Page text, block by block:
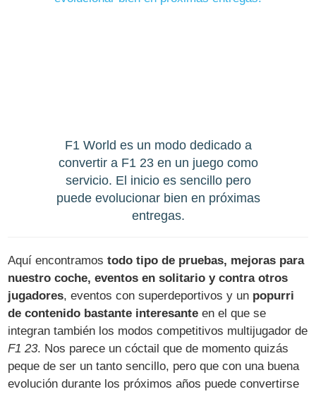
F1 World es un modo dedicado a
convertir a F1 23 en un juego como
servicio. El inicio es sencillo pero
puede evolucionar bien en próximas
entregas.
Aquí encontramostodo tipo de pruebas, mejoras para
nuestro coche, eventos en solitario y contra otros
jugadores, eventos con superdeportivos y un popurri
de contenido bastante interesante en el que se
integran también los modos competitivos multijugador de
F1 23. Nos parece un cóctail que de momento quizás
peque de ser un tanto sencillo, pero que con una buena
evolución durante los próximos años puede convertirse